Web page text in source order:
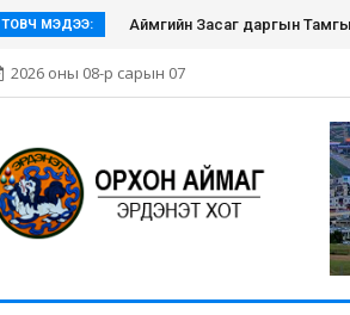
ТОВЧ МЭДЭЭ: Эрдэнэт хүмүүсийн нэгдэл
2026 оны 08-р сарын 07